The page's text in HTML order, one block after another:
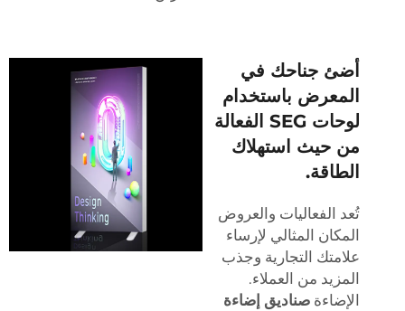
أضئ جناحك في
المعرض باستخدام
لوحات SEG الفعالة
من حيث استهلاك
الطاقة.
تُعد الفعاليات والعروض
المكان المثالي لإرساء
علامتك التجارية وجذب
المزيد من العملاء.
الإضاءةصناديق إضاءة